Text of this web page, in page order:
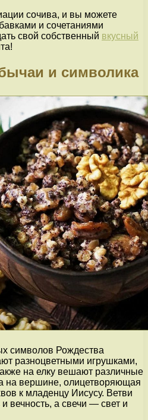
сочива, и вы можете
и сочетаниями
свой собственный вкусный
и символика
символов Рождества
разноцветными игрушками,
на елку вешают различные
на вершине, олицетворяющая
к младенцу Иисусу. Ветви
вечность, а свечи — свет и